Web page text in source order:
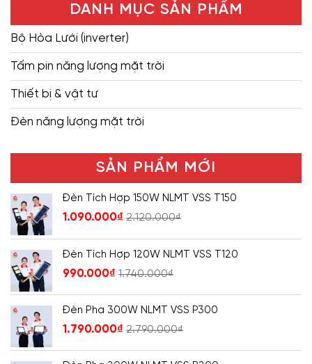
DANH MỤC SẢN PHẨM
Bộ Hòa Lưới (inverter)
Tấm pin năng lượng mặt trời
Thiết bị & vật tư
Đèn năng lượng mặt trời
SẢN PHẨM MỚI
Đèn Tích Hợp 150W NLMT VSS T150
1.090.000₫ 2.120.000₫
Đèn Tích Hợp 120W NLMT VSS T120
990.000₫ 1.740.000₫
Đèn Pha 300W NLMT VSS P300
1.790.000₫ 2.790.000₫